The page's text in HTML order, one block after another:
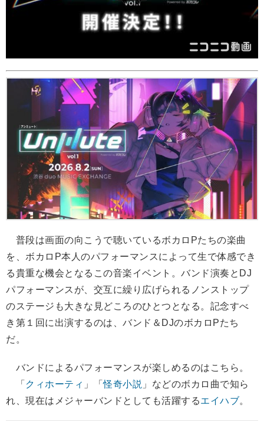
普段は画面の向こうで聴いているボカロPたちの楽曲
を、ボカロP本人のパフォーマンスによって生で体感でき
る貴重な機会となるこの音楽イベント。バンド演奏とDJ
パフォーマンスが、交互に繰り広げられるノンストップ
のステージも大きな見どころのひとつとなる。記念すべ
き第１回に出演するのは、バンド＆DJのボカロPたち
だ。
バンドによるパフォーマンスが楽しめるのはこちら。
「 クィホーティ 」「怪奇小説 」などのボカロ曲で知ら
れ、現在はメジャーバンドとしても活躍するエイハブ。